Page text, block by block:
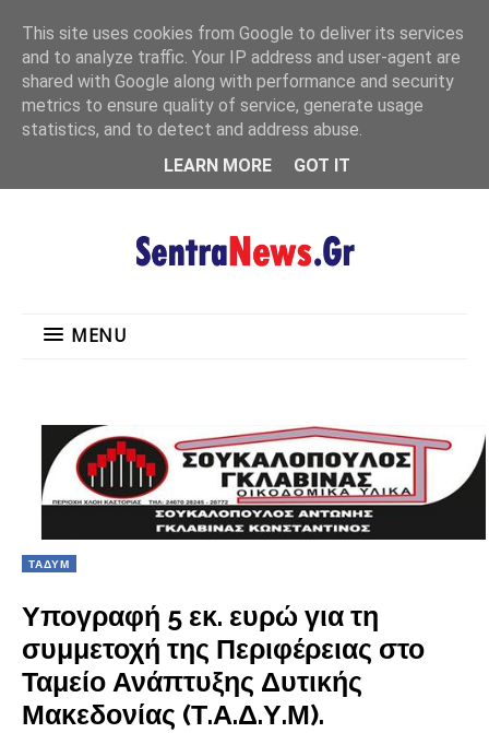
MENU
MENU
ΤΑΔΥΜ
Υπογραφή 5 εκ. ευρώ για τη
συμμετοχή της Περιφέρειας στο
Ταμείο Ανάπτυξης Δυτικής
Μακεδονίας (Τ.Α.Δ.Υ.Μ).
This site uses cookies from Google to deliver its services
and to analyze traffic. Your IP address and user-agent are
shared with Google along with performance and security
metrics to ensure quality of service, generate usage
statistics, and to detect and address abuse.
LEARN MORE
GOT IT